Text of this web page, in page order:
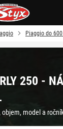
Piaggio do
250 -
model a